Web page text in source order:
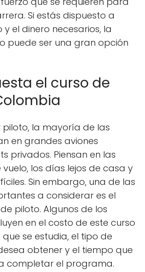
Si estás dispuesto a
y el dinero necesarios, la
puede ser una gran opción
el curso de
piloto, la mayoría de las
en grandes aviones
privados. Piensan en las
los días lejos de casa y
Sin embargo, una de las
a considerar es el
piloto. Algunos de los
en el costo de este curso
se estudia, el tipo de
obtener y el tiempo que
completar el programa.